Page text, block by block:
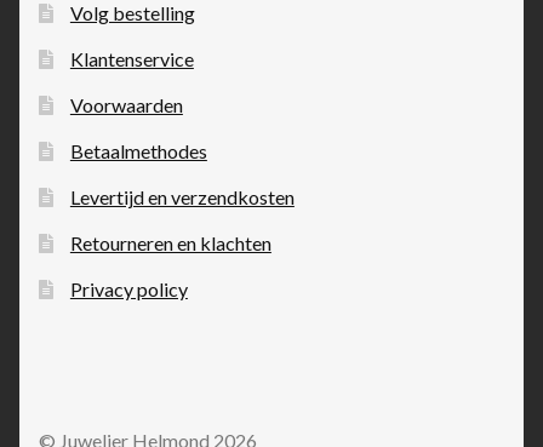
Volg bestelling
Klantenservice
Voorwaarden
Betaalmethodes
Levertijd en verzendkosten
Retourneren en klachten
Privacy policy
© Juwelier Helmond 2026